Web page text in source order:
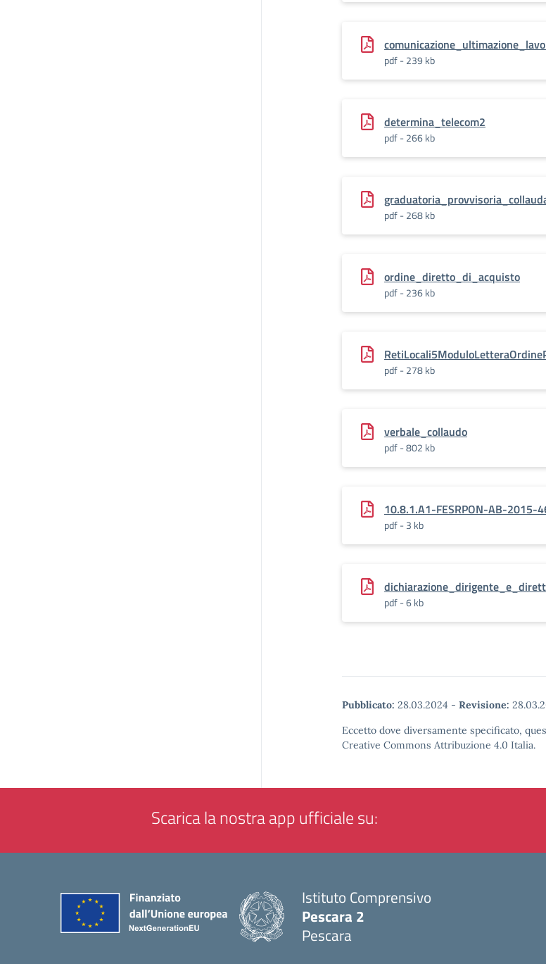
pdf - 239 kb
determina_telecom2
pdf - 266 kb
pdf - 268 kb
ordine_diretto_di_acquisto
pdf - 236 kb
pdf - 278 kb
verbale_collaudo
pdf - 802 kb
10.8.1.A1-FESRPON-AB-2015-
pdf - 3 kb
pdf - 6 kb
Pubblicato: 28.03.2024 - Revisione:
Eccetto dove diversamente specificato,
Creative Commons Attribuzione 4.0 Italia.
Scarica la nostra app ufficiale su:
Istituto Comprensivo
Pescara 2
Pescara